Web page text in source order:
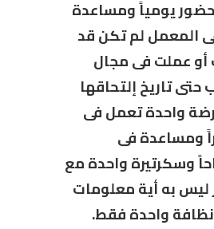
يومياً ومساعدة
المعمل لم تكن قد
عملت فى مجال
حتى تاريخ إلتحاقها
واحدة تعمل فى
ومساعدة فى
وسكرتيرة واحدة مع
ليس به أية معلومات
واحدة فقط.